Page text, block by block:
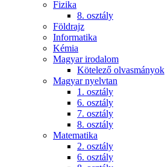
Fizika
8. osztály
Földrajz
Informatika
Kémia
Magyar irodalom
Kötelező olvasmányok
Magyar nyelvtan
1. osztály
6. osztály
7. osztály
8. osztály
Matematika
2. osztály
6. osztály